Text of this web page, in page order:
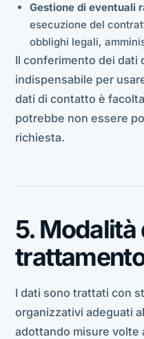
Gestione di eventuali
esecuzione del
obblighi legali,
Il conferimento dei dati
indispensabile per
dati di contatto è
potrebbe non essere
richiesta.
5. Modalità
I dati sono trattati con
organizzativi adeguati
adottando misure volte